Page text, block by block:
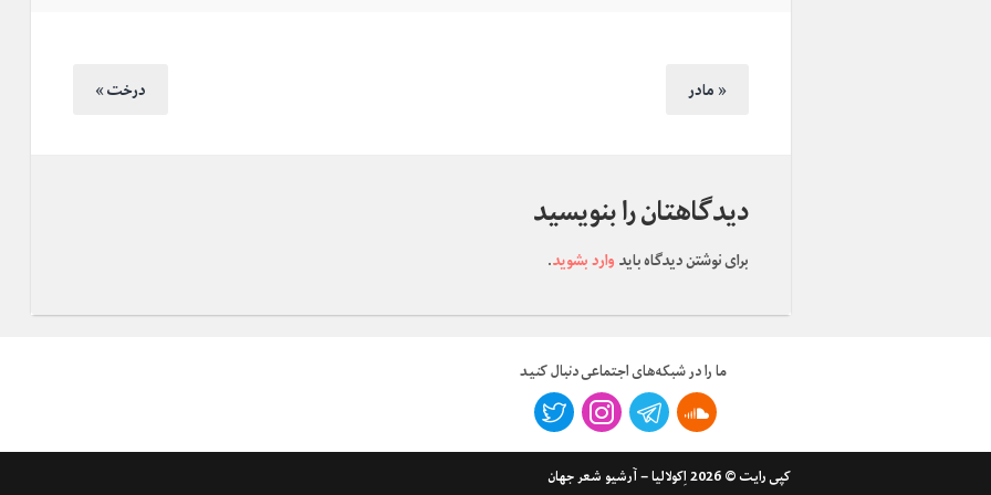
مادر » « درخت
دیدگاهتان را بنویسید
برای نوشتن دیدگاه بایدوارد بشوید.
ما را در شبکه‌های اجتماعی دنبال کنید
کپی رایت© 2026 اِکولالیا – آرشیو شعر جهان